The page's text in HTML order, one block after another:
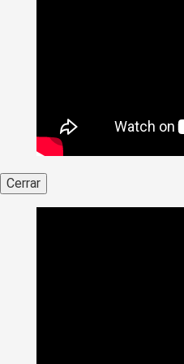
Cerrar